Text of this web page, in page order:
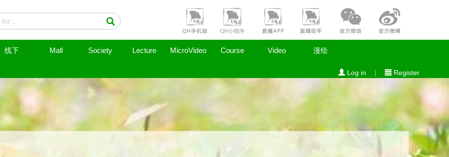
线下 Mall Society Lecture MicroVideo Course Video 漫绘
Log in | Register